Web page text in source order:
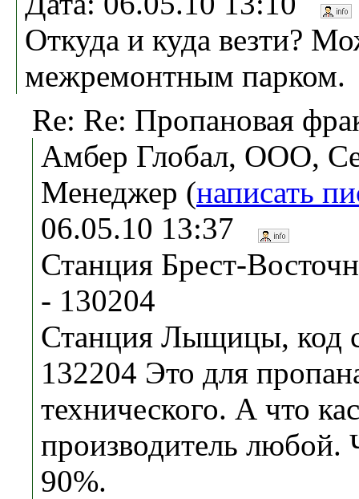
Откуда и куда везти?
межремонтным парком.
Re: Re: Пропановая
Амбер Глобал, ООО,
Менеджер (написать
06.05.10 13:37
Станция Брест-
- 130204
Станция Лыщицы, код
132204 Это для
технического. А что
производитель любой.
90%.